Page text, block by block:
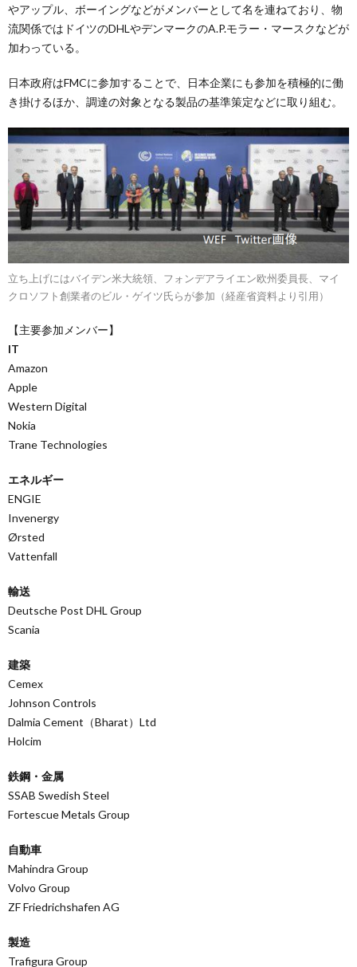
やアップル、ボーイングなどがメンバーとして名を連ねており、物
流関係ではドイツのDHLやデンマークのA.P.モラー・マースクなどが
加わっている。
日本政府はFMCに参加することで、日本企業にも参加を積極的に働
き掛けるほか、調達の対象となる製品の基準策定などに取り組む。
立ち上げにはバイデン米大統領、フォンデアライエン欧州委員長、マイ
クロソフト創業者のビル・ゲイツ氏らが参加（経産省資料より引用）
【主要参加メンバー】
IT
Amazon
Apple
Western Digital
Nokia
Trane Technologies
エネルギー
ENGIE
Invenergy
Ørsted
Vattenfall
輸送
Deutsche Post DHL Group
Scania
建築
Cemex
Johnson Controls
Dalmia Cement（Bharat）Ltd
Holcim
鉄鋼・金属
SSAB Swedish Steel
Fortescue Metals Group
自動車
Mahindra Group
Volvo Group
ZF Friedrichshafen AG
製造
Trafigura Group